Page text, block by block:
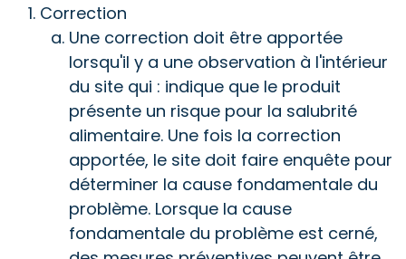
Correction
Une correction doit être apportée
lorsqu'il y a une observation à l'intérieur
du site qui : indique que le produit
présente un risque pour la salubrité
alimentaire. Une fois la correction
apportée, le site doit faire enquête pour
déterminer la cause fondamentale du
problème. Lorsque la cause
fondamentale du problème est cerné,